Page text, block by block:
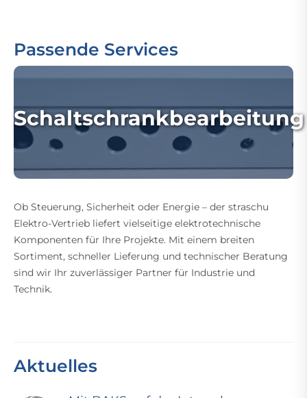
Passende Services
Schaltschrankbearbeitung
Ob Steuerung, Sicherheit oder Energie – der straschu
Elektro-Vertrieb liefert vielseitige elektrotechnische
Komponenten für Ihre Projekte. Mit einem breiten
Sortiment, schneller Lieferung und technischer Beratung
sind wir Ihr zuverlässiger Partner für Industrie und
Technik.
Aktuelles